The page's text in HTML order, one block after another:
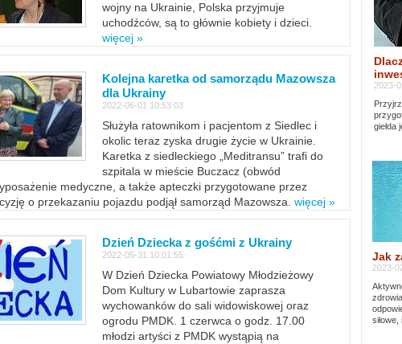
wojny na Ukrainie, Polska przyjmuje
uchodźców, są to głównie kobiety i dzieci.
więcej »
Kolejna karetka od samorządu Mazowsza
dla Ukrainy
2022-06-01 10:53:03
Służyła ratownikom i pacjentom z Siedlec i
okolic teraz zyska drugie życie w Ukrainie.
Karetka z siedleckiego „Meditransu” trafi do
szpitala w mieście Buczacz (obwód
medyczne, a także apteczki przygotowane przez
o przekazaniu pojazdu podjął samorząd Mazowsza. więcej »
Dzień Dziecka z gośćmi z Ukrainy
2022-05-31 10:01:55
W Dzień Dziecka Powiatowy Młodzieżowy
Dom Kultury w Lubartowie zaprasza
wychowanków do sali widowiskowej oraz
ogrodu PMDK. 1 czerwca o godz. 17.00
młodzi artyści z PMDK wystąpią na
2023-
giełda
Jak
2023-